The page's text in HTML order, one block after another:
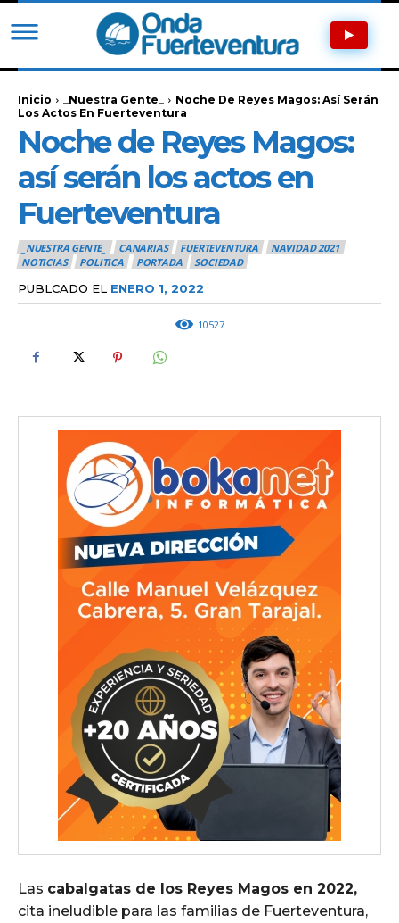
Inicio _Nuestra Gente_
Noche De Reyes Magos: Así Serán
Los Actos En Fuerteventura
Noche de Reyes Magos:
así serán los actos en
Fuerteventura
_NUESTRA GENTE_ CANARIAS FUERTEVENTURA
NAVIDAD 2021
NOTICIAS
POLITICA PORTADA SOCIEDAD
PUBLCADO EL ENERO 1, 2022
10527
Las cabalgatas de los Reyes Magos en 2022,
cita ineludible para las familias de Fuerteventura,